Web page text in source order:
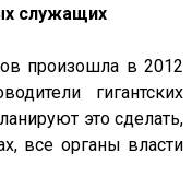
служащих
произошла в 2012
гигантских
это сделать,
все органы власти